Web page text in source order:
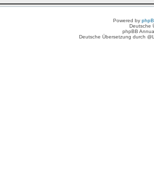
Powered by
Deutsche
phpBB
Deutsche Übersetzung durch